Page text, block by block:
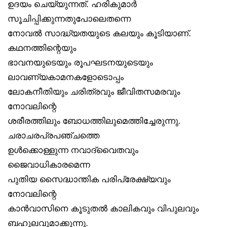
ഉദയം ചെയ്യുന്നത്. ഹരികുമാർ
സൂചിപ്പിക്കുന്നതുപോലെതന്നെ
നോവൽ സാദ്ധ്യതയുടെ കലയും കൂടിയാണ്.
കഥനത്തിന്റെയും
ഭാവനയുടെയും രൂപഘടനയുടെയും
ലാവണ്യകാമനകളോടൊപ്പം
ലോകനീതിയും ചരിത്രവും ജീവിതസമരവും
നോവലിന്റെ
ശരീരത്തിലും ബോധത്തിലുമെത്തിച്ചേരുന്നു.
ചരാചരപ്രപഞ്ചത്തെ
ഉൾക്കൊള്ളുന്ന നവാദ്വൈതവും
ജൈവാധികാരമെന്ന
പുതിയ സൈദ്ധാന്തിക പരിപ്രേക്ഷ്യവും
നോവലിന്റെ
കാൻവാസിനെ കൂടുതൽ കാലികവും വിപുലവും
ബഹുലവുമാക്കുന്നു.